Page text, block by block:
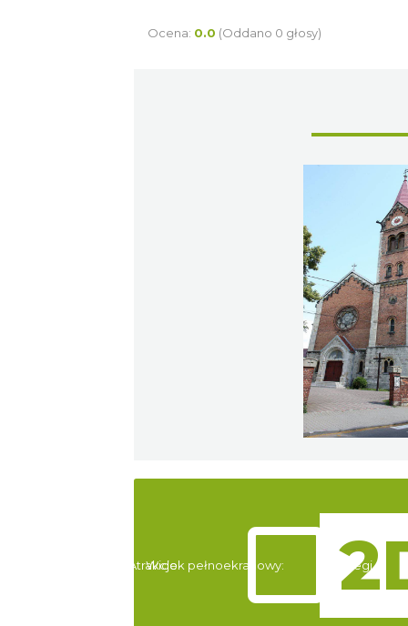
Ocena: 0.0 (Oddano 0 głosy)
Widok pełnoekranowy:
Atrakcje Noclegi